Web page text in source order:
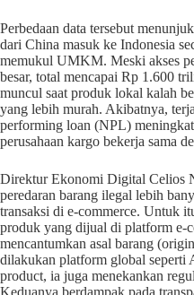
Perbedaan data tersebut
dari China masuk ke Indonesia
memukul UMKM. Meski akses
besar, total mencapai Rp 1.600
muncul saat produk lokal kalah
yang lebih murah. Akibatnya,
performing loan (NPL)
perusahaan kargo bekerja sama
Direktur Ekonomi Digital Celios
peredaran barang ilegal lebih
transaksi di e-commerce. Untuk
produk yang dijual di platform e-
mencantumkan asal barang
dilakukan platform global seperti
product, ia juga menekankan